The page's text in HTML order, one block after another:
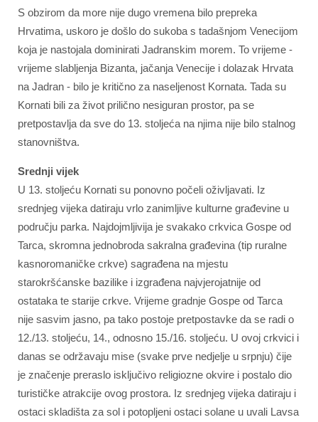
S obzirom da more nije dugo vremena bilo prepreka
Hrvatima, uskoro je došlo do sukoba s tadašnjom Venecijom
koja je nastojala dominirati Jadranskim morem. To vrijeme -
vrijeme slabljenja Bizanta, jačanja Venecije i dolazak Hrvata
na Jadran - bilo je kritično za naseljenost Kornata. Tada su
Kornati bili za život prilično nesiguran prostor, pa se
pretpostavlja da sve do 13. stoljeća na njima nije bilo stalnog
stanovništva.
Srednji vijek
U 13. stoljeću Kornati su ponovno počeli oživljavati. Iz
srednjeg vijeka datiraju vrlo zanimljive kulturne građevine u
području parka. Najdojmljivija je svakako crkvica Gospe od
Tarca, skromna jednobroda sakralna građevina (tip ruralne
kasnoromaničke crkve) sagrađena na mjestu
starokršćanske bazilike i izgrađena najvjerojatnije od
ostataka te starije crkve. Vrijeme gradnje Gospe od Tarca
nije sasvim jasno, pa tako postoje pretpostavke da se radi o
12./13. stoljeću, 14., odnosno 15./16. stoljeću. U ovoj crkvici i
danas se održavaju mise (svake prve nedjelje u srpnju) čije
je značenje preraslo isključivo religiozne okvire i postalo dio
turističke atrakcije ovog prostora. Iz srednjeg vijeka datiraju i
ostaci skladišta za sol i potopljeni ostaci solane u uvali Lavsa